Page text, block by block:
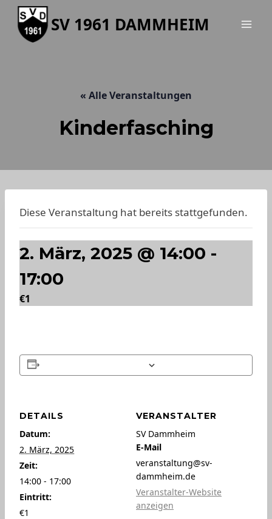
Zum
Inhalt
springen
SV 1961 DAMMHEIM
« Alle Veranstaltungen
Kinderfasching
Diese Veranstaltung hat bereits stattgefunden.
2. März, 2025 @ 14:00 -
17:00
€1
DETAILS
Datum:
2. März, 2025
Zeit:
14:00 - 17:00
Eintritt:
€1
VERANSTALTER
SV Dammheim
E-Mail
veranstaltung@sv-
dammheim.de
Veranstalter-Website
anzeigen